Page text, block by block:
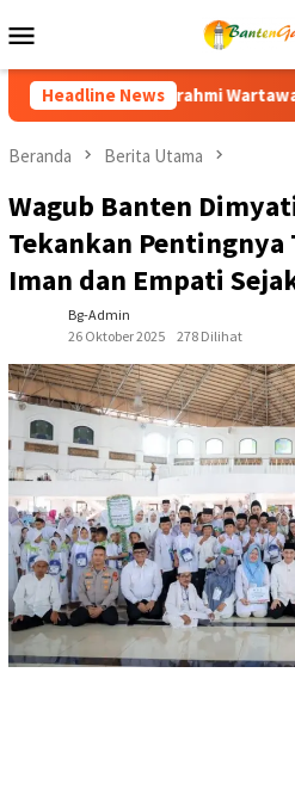
ke
Mobile
Headline News
Purnabakti Ratusan
Beranda Berita Utama
Wagub Banten
Tekankan Pentingnya
Iman dan Empati
Bg-Admin
26 Oktober 2025
278 Dilihat